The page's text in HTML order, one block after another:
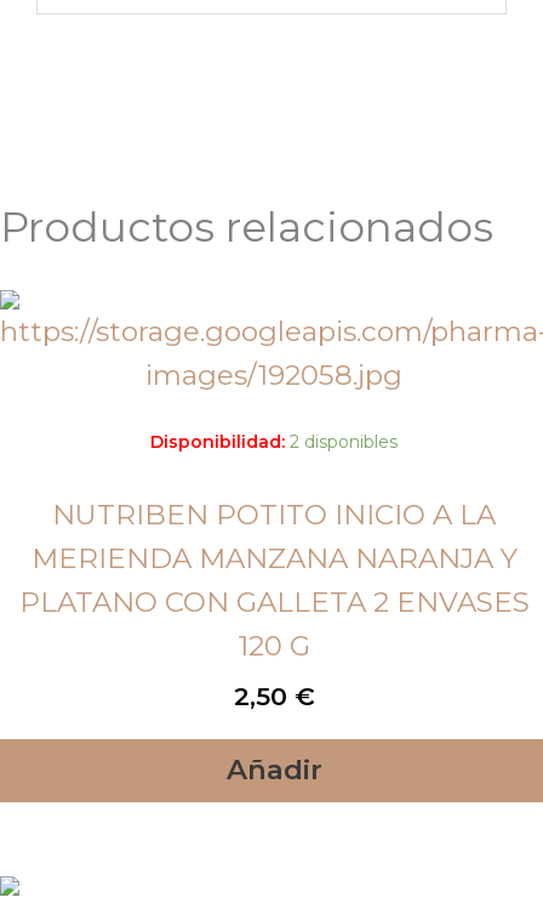
Productos relacionados
Disponibilidad: 2 disponibles
NUTRIBEN POTITO INICIO A LA
MERIENDA MANZANA NARANJA Y
PLATANO CON GALLETA 2 ENVASES
120 G
2,50 €
Añadir